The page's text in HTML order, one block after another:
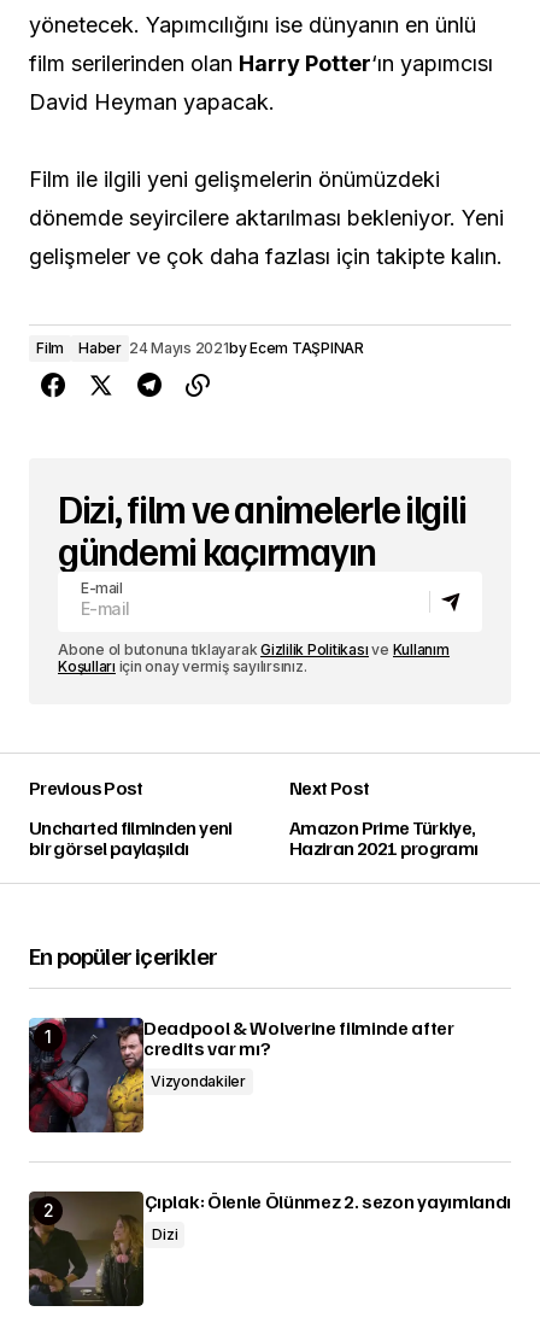
yönetecek. Yapımcılığını ise dünyanın en ünlü
film serilerinden olan Harry Potter‘ın yapımcısı
David Heyman yapacak.
Film ile ilgili yeni gelişmelerin önümüzdeki
dönemde seyircilere aktarılması bekleniyor. Yeni
gelişmeler ve çok daha fazlası için takipte kalın.
Film Haber 24 Mayıs 2021byEcem TAŞPINAR
Dizi, film ve animelerle ilgili
gündemi kaçırmayın
E-mail
Abone ol butonuna tıklayarakGizlilik Politikası ve Kullanım
Koşulları için onay vermiş sayılırsınız.
Previous Post
Uncharted filminden yeni
bir görsel paylaşıldı
Next Post
Amazon Prime Türkiye,
Haziran 2021 programı
En popüler içerikler
Deadpool & Wolverine filminde after
credits var mı?
Vizyondakiler
Çıplak: Ölenle Ölünmez 2. sezon yayımlandı
Dizi